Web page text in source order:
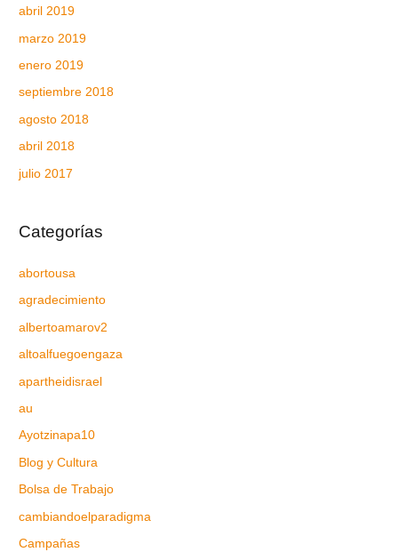
abril 2019
marzo 2019
enero 2019
septiembre 2018
agosto 2018
abril 2018
julio 2017
Categorías
abortousa
agradecimiento
albertoamarov2
altoalfuegoengaza
apartheidisrael
au
Ayotzinapa10
Blog y Cultura
Bolsa de Trabajo
cambiandoelparadigma
Campañas